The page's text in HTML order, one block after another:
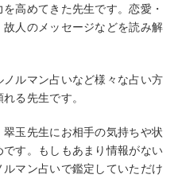
高めてきた先生です。恋愛・
人のメッセージなどを読み解
ルマン占いなど様々な占い方
る先生です。
玉先生にお相手の気持ちや状
す。もしもあまり情報がない
マン占いで鑑定していただけ